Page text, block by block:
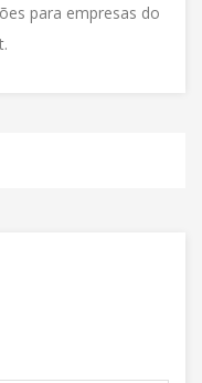
para empresas do